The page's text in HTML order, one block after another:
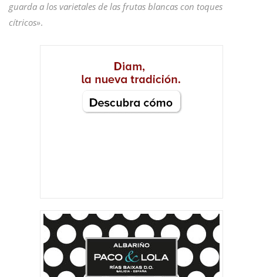
guarda a los varietales de las frutas blancas con toques
cítricos».